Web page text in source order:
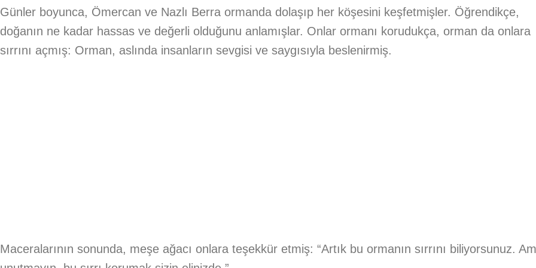
Günler boyunca, Ömercan ve Nazlı Berra ormanda dolaşıp her köşesini keşfetmişler. Öğrendikçe,
doğanın ne kadar hassas ve değerli olduğunu anlamışlar. Onlar ormanı korudukça, orman da onlara
sırrını açmış: Orman, aslında insanların sevgisi ve saygısıyla beslenirmiş.
Maceralarının sonunda, meşe ağacı onlara teşekkür etmiş: “Artık bu ormanın sırrını biliyorsunuz.